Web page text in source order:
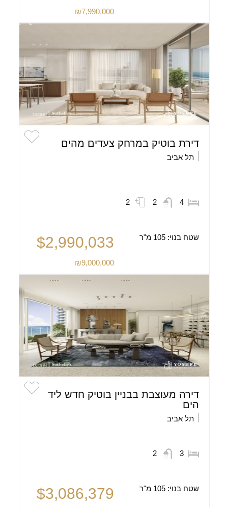
₪7,990,000
דירת בוטיק במרחק צעדים מהים
תל אביב
4
2
2
שטח בנוי:105 מ"ר $2,990,033
₪9,000,000
דירה מעוצבת בבניין בוטיק חדש ליד
הים
תל אביב
3
2
שטח בנוי:105 מ"ר $3,086,379